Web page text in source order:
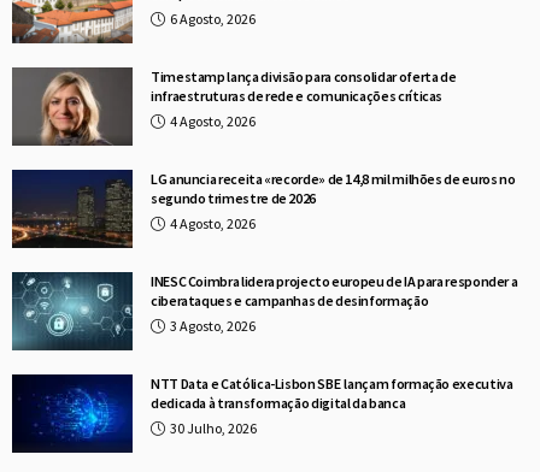
6 Agosto, 2026
Timestamp lança divisão para consolidar oferta de
infraestruturas de rede e comunicações críticas
4 Agosto, 2026
LG anuncia receita «recorde» de 14,8 mil milhões de euros no
segundo trimestre de 2026
4 Agosto, 2026
INESC Coimbra lidera projecto europeu de IA para responder a
ciberataques e campanhas de desinformação
3 Agosto, 2026
NTT Data e Católica-Lisbon SBE lançam formação executiva
dedicada à transformação digital da banca
30 Julho, 2026